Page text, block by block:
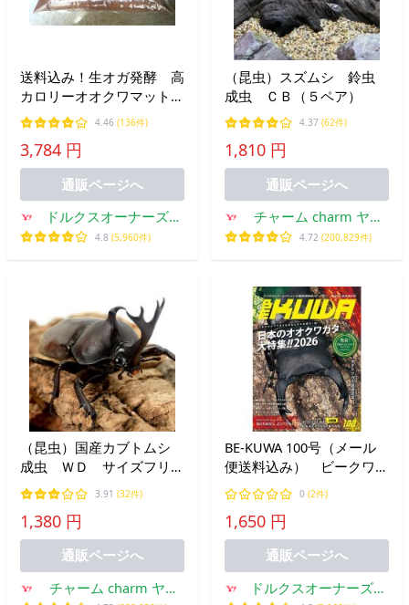
送料込み！生オガ発酵 高
カロリーオオクワマット
約１０Ｌ袋×５袋セット
4.46 (136件)
3,784 円
通販ページへ
ドルクスオーナーズシ
ョップ
4.8 (5,960件)
（昆虫）スズムシ 鈴虫
成虫 ＣＢ（５ペア）
4.37 (62件)
1,810 円
通販ページへ
チャーム charm ヤフ
ー店
4.72 (200,829件)
（昆虫）国産カブトムシ
成虫 ＷＤ サイズフリー
（１ペア）
3.91 (32件)
1,380 円
通販ページへ
チャーム charm ヤフ
BE-KUWA 100号（メール
便送料込み） ビークワ１
００号 ★ポイント7倍
★
0 (2件)
1,650 円
通販ページへ
ドルクスオーナーズシ